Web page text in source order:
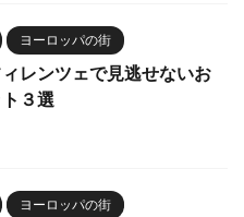
ヨーロッパの街
ィレンツェで見逃せないお
３選
ヨーロッパの街